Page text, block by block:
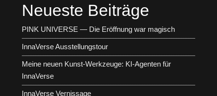
Neueste Beiträge
PINK UNIVERSE — Die Eröffnung war magisch
InnaVerse Ausstellungstour
Meine neuen Kunst-Werkzeuge: KI-Agenten für
InnaVerse
InnaVerse Vernissage